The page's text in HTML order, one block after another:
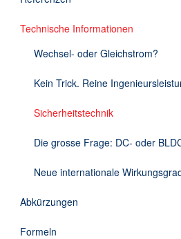
Technische Informationen
Wechsel- oder Gleichstrom?
Kein Trick. Reine
Sicherheitstechnik
Die grosse Frage: DC- oder
Neue internationale
Abkürzungen
Formeln